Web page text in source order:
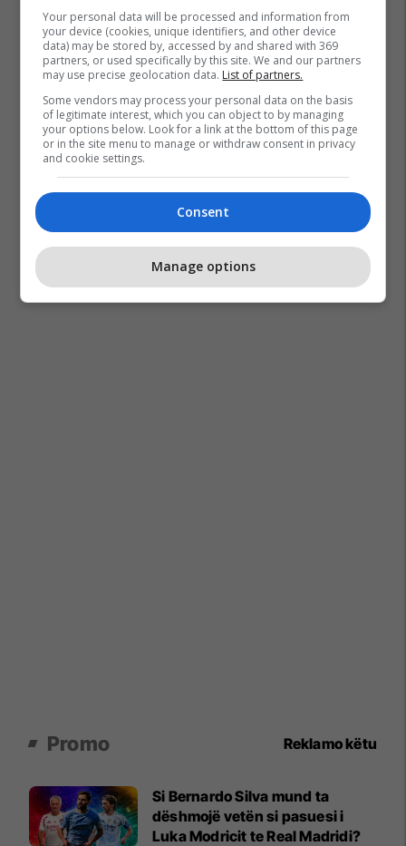
Brazili Sao Paulo
Promo Reklamo këtu
Si Bernardo Silva mund ta
dëshmojë vetën si pasuesi i
Luka Modricit te Real Madridi?
Your personal data will be processed and information from
your device (cookies, unique identifiers, and other device
data) may be stored by, accessed by and shared with 369
partners, or used specifically by this site. We and our partners
may use precise geolocation data. List of partners.
Some vendors may process your personal data on the basis
of legitimate interest, which you can object to by managing
your options below. Look for a link at the bottom of this page
or in the site menu to manage or withdraw consent in privacy
and cookie settings.
Consent
Manage options